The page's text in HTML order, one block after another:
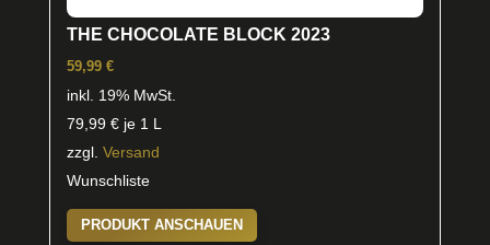
THE CHOCOLATE BLOCK 2023
59,99 €
inkl. 19% MwSt.
79,99 €je 1 L
zzgl. Versand
Wunschliste
PRODUKT ANSCHAUEN